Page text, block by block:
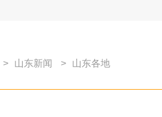
> 山东新闻 > 山东各地